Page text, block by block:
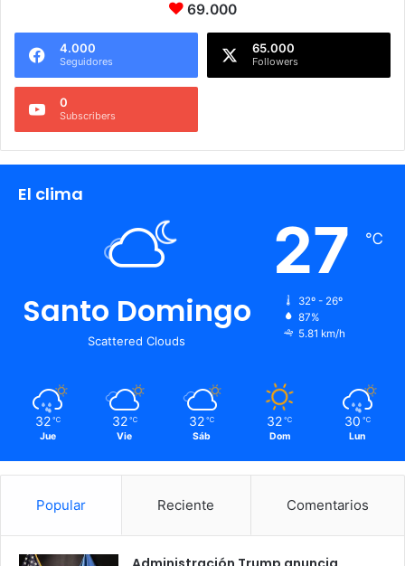
69.000
4.000
Seguidores
65.000
Followers
0
Subscribers
El clima
Santo Domingo
Scattered Clouds
27 ℃
32º - 26º
87%
5.81 km/h
32 ℃
Jue
32 ℃
Vie
32 ℃
Sáb
32 ℃
Dom
30 ℃
Lun
Popular Reciente Comentarios